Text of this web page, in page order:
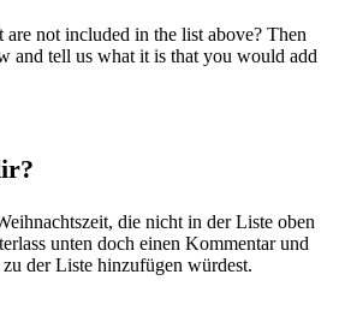
not included in the list above? Then
and tell us what it is that you would add
die nicht in der Liste oben
unten doch einen Kommentar und
der Liste hinzufügen würdest.